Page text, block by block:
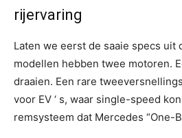
rijervaring
Laten we eerst de saaie specs uit
modellen hebben twee motoren.
draaien. Een rare
voor EV ‘ s, waar single-speed
remsysteem dat Mercedes “One-